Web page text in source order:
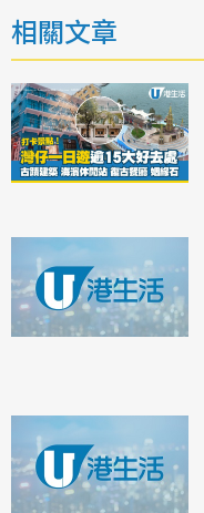
相關文章